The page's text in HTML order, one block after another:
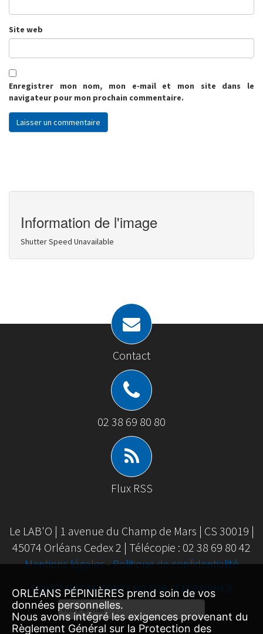
Site web
Enregistrer mon nom, mon e-mail et mon site dans le
navigateur pour mon prochain commentaire.
Information de l'image
Shutter Speed Unavailable
Contact
02 38 69 80 80
Flux RSS
Le LAB'O | 1 avenue du Champ de Mars | CS 30019 |
45074 Orléans Cedex 2 | Télécopie : 02 38 69 80 42
Mentions légales-Politique de confidentialité
SUIVEZ NOTRE CONTENU SUR FEEDBURNER
Email
Subscription
ORLÉANS PÉPINIÈRES prend soin de vos
données personnelles.
Nous avons intégré les exigences provenant du
Règlement Général sur la Protection des